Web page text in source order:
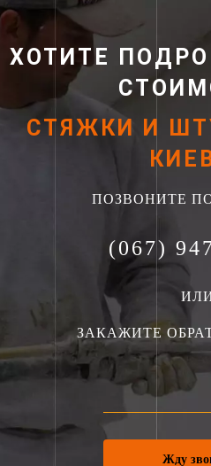
ХОТИТЕ
СТЯЖКИ И
ПОЗВОНИТЕ
(067)
ЗАКАЖИТЕ
Жду